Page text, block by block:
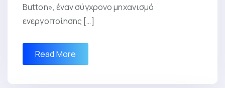
Button», έναν σύγχρονο μηχανισμό
ενεργοποίησης […]
Read More